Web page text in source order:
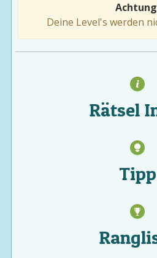
Deine Level's werden
Rätsel
Tipp